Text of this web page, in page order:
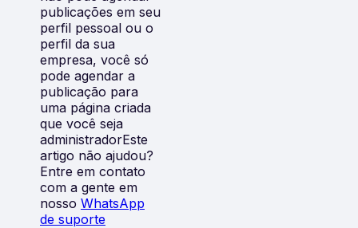
publicações em seu
perfil pessoal ou o
perfil da sua
empresa, você só
pode agendar a
publicação para
uma página criada
que você seja
administradorEste
artigo não ajudou?
Entre em contato
com a gente em
nosso WhatsApp
de suporte